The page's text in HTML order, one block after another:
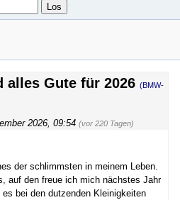
alles Gute für 2026 (BMW-
2026, 09:54 (vor 220 Tagen)
der schlimmsten in meinem Leben.
auf den freue ich mich nächstes Jahr
bei den dutzenden Kleinigkeiten